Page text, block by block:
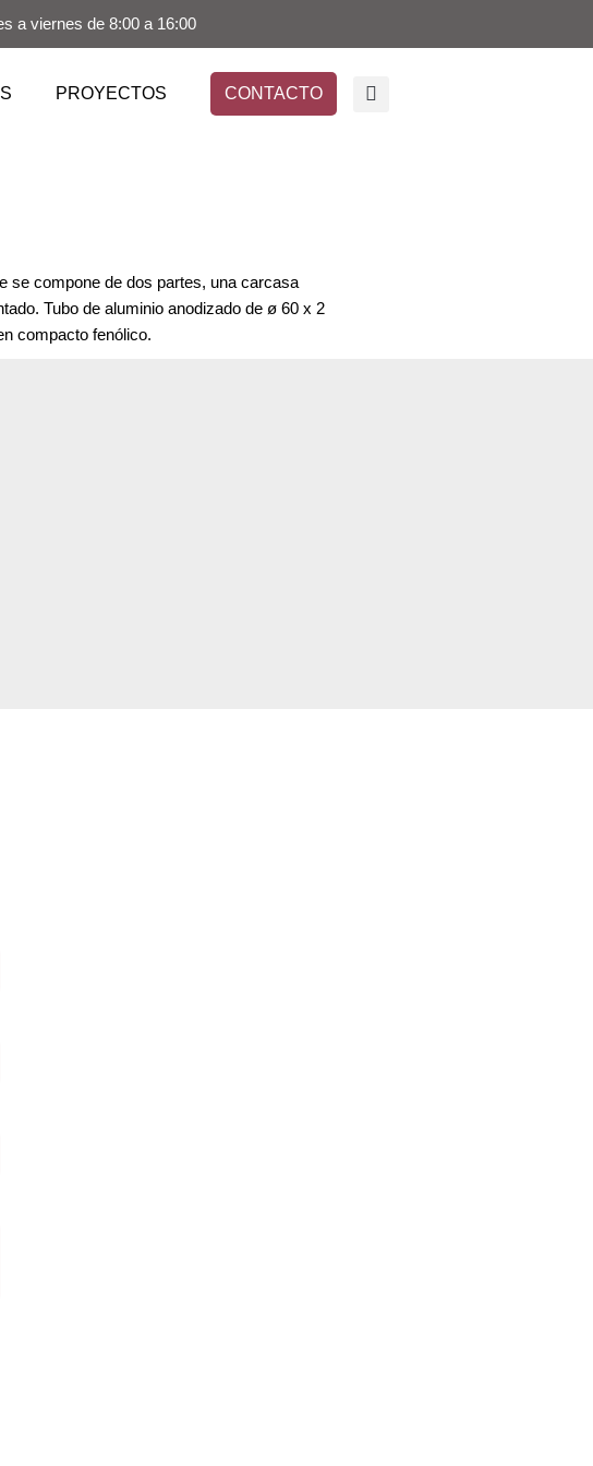
a viernes de 8:00 a 16:00
PROYECTOS CONTACTO
se compone de dos partes, una carcasa
Tubo de aluminio anodizado de ø 60 x 2
compacto fenólico.